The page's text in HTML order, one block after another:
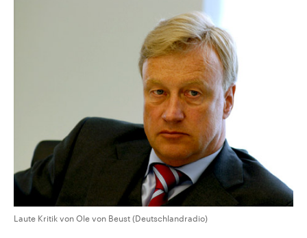
Laute Kritik von Ole von Beust (Deutschlandradio)